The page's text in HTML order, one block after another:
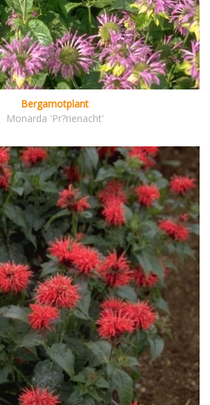
Bergamotplant
Monarda 'Pr?rienacht'